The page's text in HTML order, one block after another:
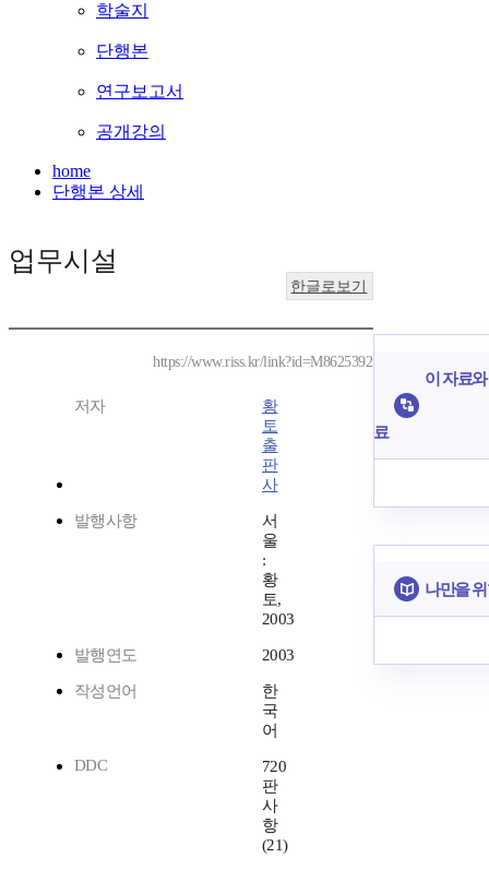
학술지
단행본
연구보고서
공개강의
home
단행본 상세
업무시설
한글로보기
https://www.riss.kr/link?id=M8625392
저자
황
토
출
판
사
발행사항
서
울
:
황
토,
2003
발행연도 2003
작성언어
한
국
어
DDC
720
판
사
항
(21)
이 자료
료
나만을